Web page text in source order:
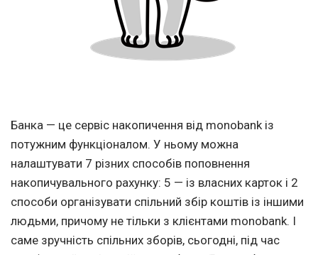
Банка — це сервіс накопичення від monobank із
потужним функціоналом. У ньому можна
налаштувати 7 різних способів поповнення
накопичувального рахунку: 5 — із власних карток і 2
способи організувати спільний збір коштів із іншими
людьми, причому не тільки з клієнтами monobank. І
саме зручність спільних зборів, сьогодні, під час